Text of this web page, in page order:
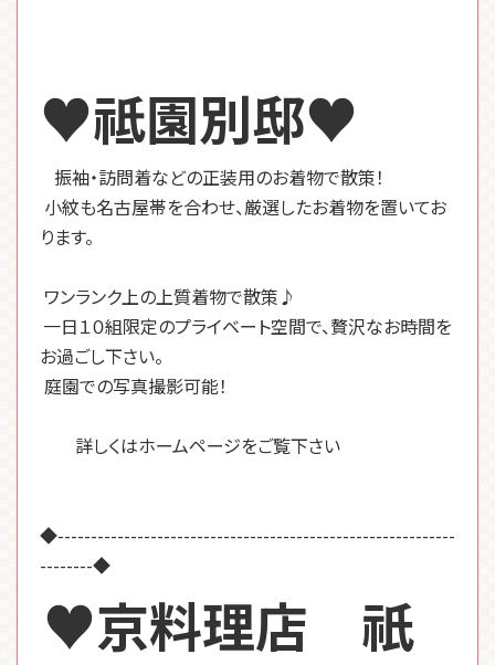
♥祗園別邸♥
振袖・訪問着などの正装用のお着物で散策！
小紋も名古屋帯を合わせ、厳選したお着物を置いてお
ります。
ワンランク上の上質着物で散策♪
一日１０組限定のプライベート空間で、贅沢なお時間を
お過ごし下さい。
庭園での写真撮影可能！
詳しくはホームページをご覧下さい
◆------------------------------------------------------------
--------◆
♥京料理店 祇